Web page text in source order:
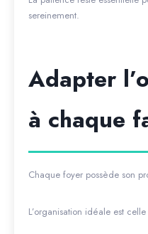
sereinement.
Adapter
à chaque
Chaque foyer possède son
L’organisation idéale est